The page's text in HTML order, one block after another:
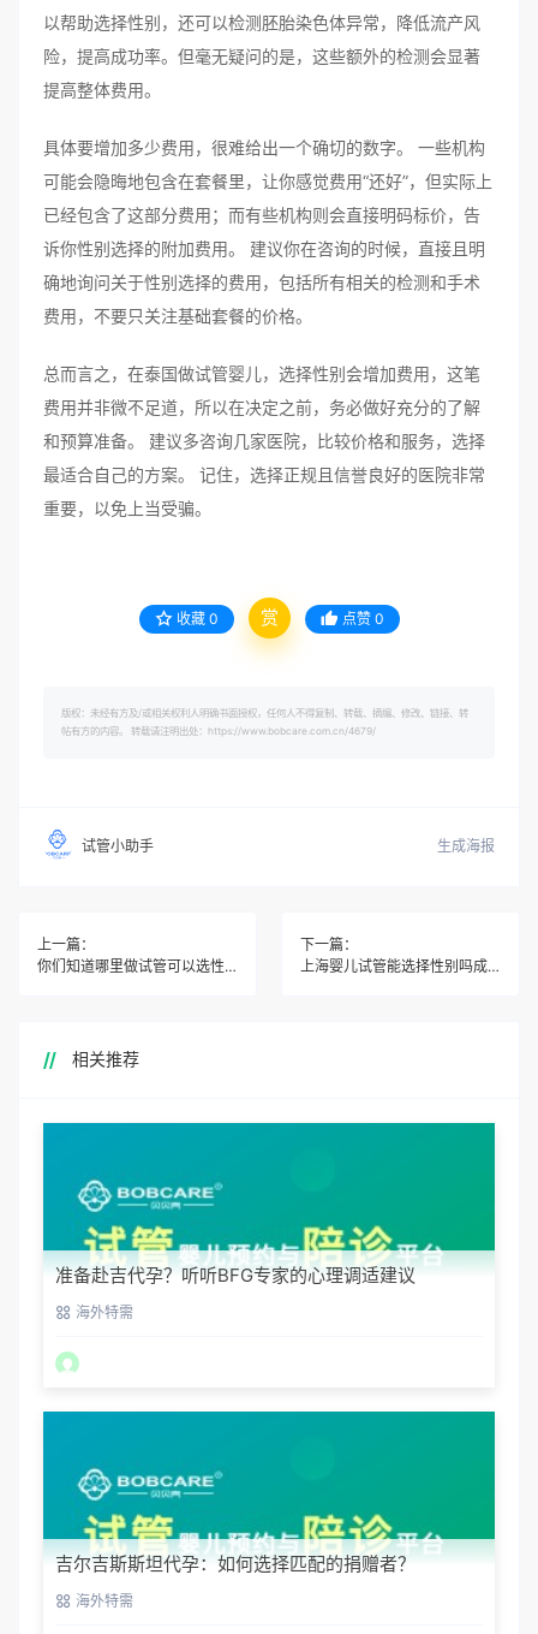
以帮助选择性别，还可以检测胚胎染色体异常，降低流产风
险，提高成功率。但毫无疑问的是，这些额外的检测会显著
提高整体费用。
具体要增加多少费用，很难给出一个确切的数字。 一些机构
可能会隐晦地包含在套餐里，让你感觉费用“还好”，但实际上
已经包含了这部分费用；而有些机构则会直接明码标价，告
诉你性别选择的附加费用。 建议你在咨询的时候，直接且明
确地询问关于性别选择的费用，包括所有相关的检测和手术
费用，不要只关注基础套餐的价格。
总而言之，在泰国做试管婴儿，选择性别会增加费用，这笔
费用并非微不足道，所以在决定之前，务必做好充分的了解
和预算准备。 建议多咨询几家医院，比较价格和服务，选择
最适合自己的方案。 记住，选择正规且信誉良好的医院非常
重要，以免上当受骗。
收藏 0 赏 点赞 0
版权：未经有方及/或相关权利人明确书面授权，任何人不得复制、转载、摘编、修改、链接、转
帖有方的内容。 转载请注明出处：https://www.bobcare.com.cn/4679/
试管小助手 生成海报
上一篇：
你们知道哪里做试管可以选性别吗
下一篇：
上海婴儿试管能选择性别吗成功
相关推荐
准备赴吉代孕？听听BFG专家的心理调适建议
海外特需
吉尔吉斯斯坦代孕：如何选择匹配的捐赠者？
海外特需